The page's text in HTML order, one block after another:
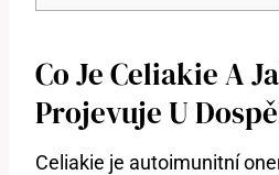
Co Je Celiakie A
Projevuje U
Celiakie je autoimunitní